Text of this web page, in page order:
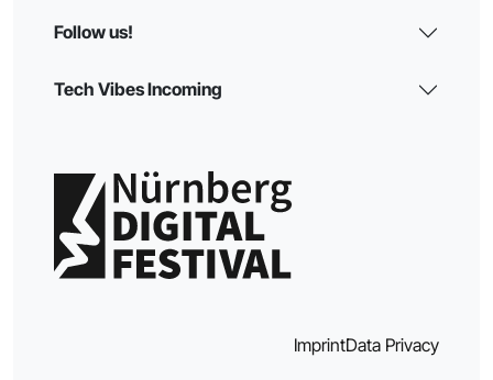
Follow us!
Tech Vibes Incoming
ImprintData Privacy